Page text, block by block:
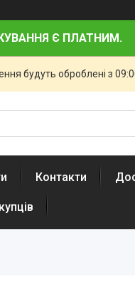
Є ПЛАТНИМ.
будуть оброблені з
Контакти